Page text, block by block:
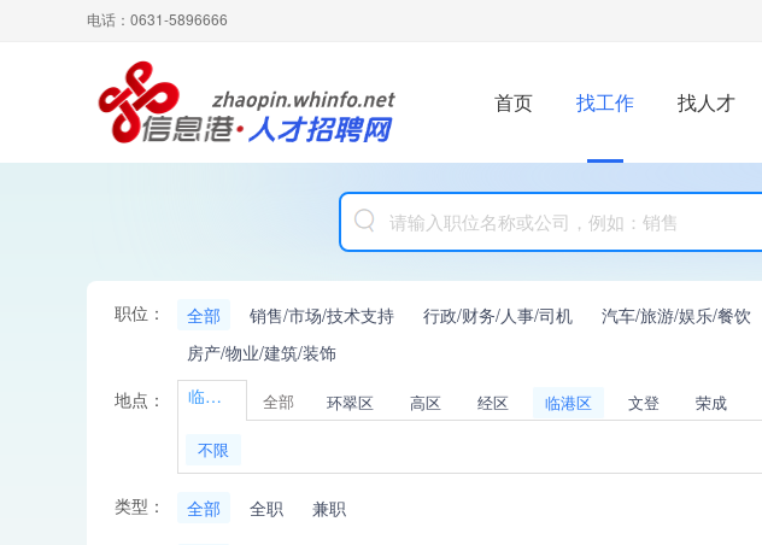
电话：0631-5896666
首页 找工作 找人才
职位： 全部 销售/市场/技术支持 行政/财务/人事/司机 汽车/旅游/娱乐/餐饮
房产/物业/建筑/装饰
地点： 临港区 全部 环翠区 高区 经区 临港区 文登 荣成
不限
类型： 全部 全职 兼职